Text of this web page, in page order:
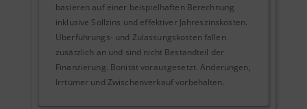
basieren auf einer beispielhaften Berechnung
inklusive Sollzins und effektiver Jahreszinskosten.
Überführungs- und Zulassungskosten fallen
zusätzlich an und sind nicht Bestandteil der
Finanzierung. Bonität vorausgesetzt. Änderungen,
Irrtümer und Zwischenverkauf vorbehalten.